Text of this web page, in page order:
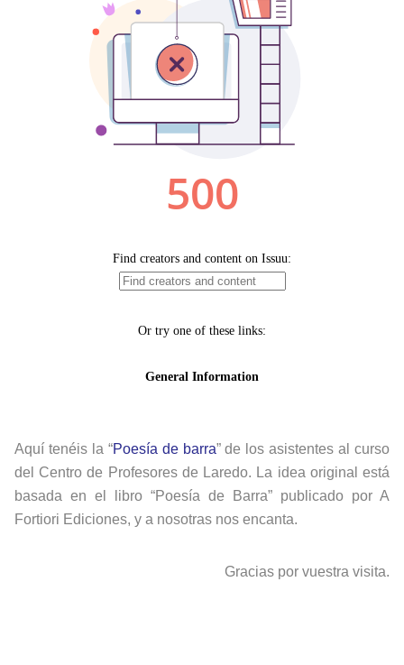
Aquí tenéis la “Poesía de barra” de los asistentes al curso
del Centro de Profesores de Laredo. La idea original está
basada en el libro “Poesía de Barra” publicado por A
Fortiori Ediciones, y a nosotras nos encanta.
Gracias por vuestra visita.